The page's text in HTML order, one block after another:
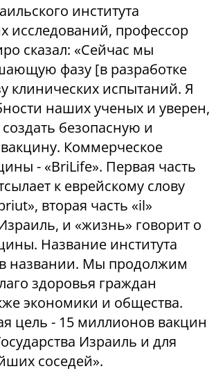
института
исследований, профессор
сказал: «Сейчас мы
фазу [в разработке
клинических испытаний. Я
наших ученых и уверен,
безопасную и
Коммерческое
- «BriLife». Первая часть
к еврейскому слову
вторая часть «il»
и «жизнь» говорит о
Название института
названии. Мы продолжим
здоровья граждан
экономики и общества.
цель - 15 миллионов вакцин
Израиль и для
соседей».